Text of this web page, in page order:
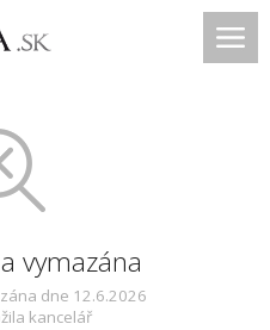
vymazána
dne 12.6.2026
kancelář